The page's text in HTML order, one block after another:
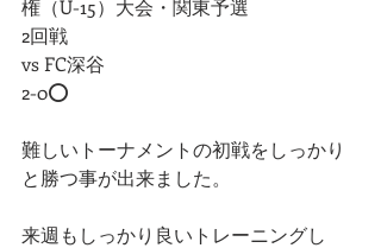
権（U-15）大会・関東予選
2回戦
vs FC深谷
2-0⭕️
難しいトーナメントの初戦をしっかり
と勝つ事が出来ました。
来週もしっかり良いトレーニングし